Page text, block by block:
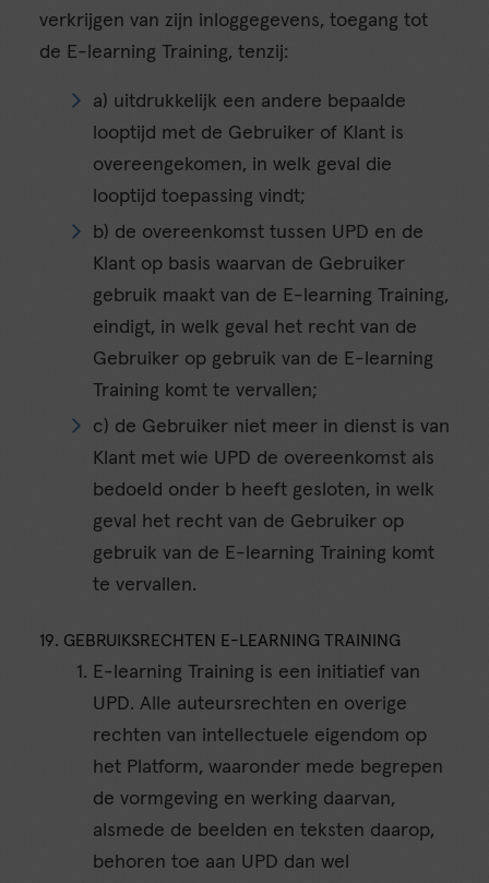
verkrijgen van zijn inloggegevens, toegang tot
de E-learning Training, tenzij:
a) uitdrukkelijk een andere bepaalde
looptijd met de Gebruiker of Klant is
overeengekomen, in welk geval die
looptijd toepassing vindt;
b) de overeenkomst tussen UPD en de
Klant op basis waarvan de Gebruiker
gebruik maakt van de E-learning Training,
eindigt, in welk geval het recht van de
Gebruiker op gebruik van de E-learning
Training komt te vervallen;
c) de Gebruiker niet meer in dienst is van
Klant met wie UPD de overeenkomst als
bedoeld onder b heeft gesloten, in welk
geval het recht van de Gebruiker op
gebruik van de E-learning Training komt
te vervallen.
19. GEBRUIKSRECHTEN E-LEARNING TRAINING
E-learning Training is een initiatief van
UPD. Alle auteursrechten en overige
rechten van intellectuele eigendom op
het Platform, waaronder mede begrepen
de vormgeving en werking daarvan,
alsmede de beelden en teksten daarop,
behoren toe aan UPD dan wel